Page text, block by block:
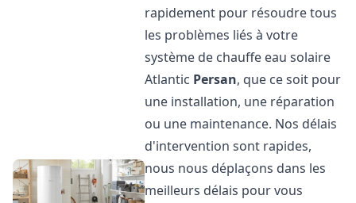
rapidement pour résoudre tous
les problèmes liés à votre
système de chauffe eau solaire
Atlantic Persan, que ce soit pour
une installation, une réparation
ou une maintenance. Nos délais
d'intervention sont rapides,
nous nous déplaçons dans les
meilleurs délais pour vous